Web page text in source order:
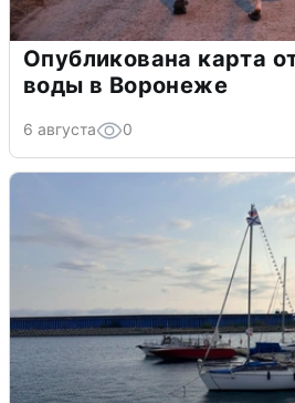
Опубликована карта
воды в Воронеже
6 августа 0